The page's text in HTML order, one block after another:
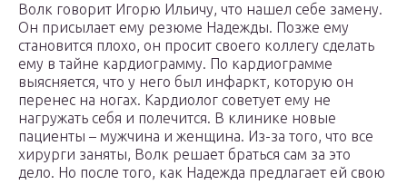
Волк говорит Игорю Ильичу, что нашел себе замену.
Он присылает ему резюме Надежды. Позже ему
становится плохо, он просит своего коллегу сделать
ему в тайне кардиограмму. По кардиограмме
выясняется, что у него был инфаркт, которую он
перенес на ногах. Кардиолог советует ему не
нагружать себя и полечится. В клинике новые
пациенты – мужчина и женщина. Из-за того, что все
хирурги заняты, Волк решает браться сам за это
дело. Но после того, как Надежда предлагает ей свою